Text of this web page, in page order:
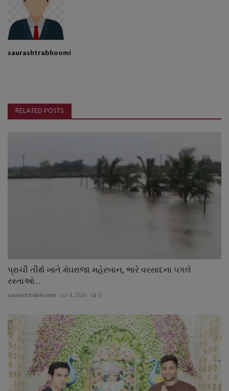
saurashtrabhoomi
RELATED POSTS
પ્રાચી તીર્થ ખાતે મેઘરાજા મહેરબાન, ભારે વરસાદના પગલે
રસ્તાઓ...
saurashtrabhoomi Jul 4, 2026 0